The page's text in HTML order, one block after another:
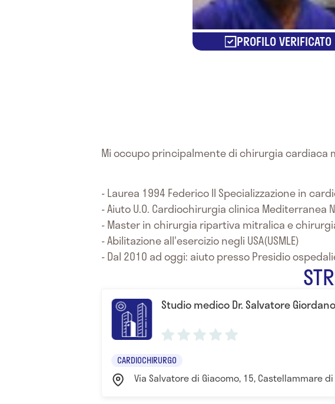
PROFILO VERIFICATO
Mi occupo principalmente di chirurgia cardiaca
- Laurea 1994 Federico II Specializzazione in
- Aiuto U.O. Cardiochirurgia clinica Mediterranea
- Master in chirurgia ripartiva mitralica e
- Abilitazione all'esercizio negli USA(USMLE)
- Dal 2010 ad oggi: aiuto presso Presidio
Studio medico Dr. Salvatore Giordano
CARDIOCHIRURGO
Via Salvatore di Giacomo, 15, Castellammare di